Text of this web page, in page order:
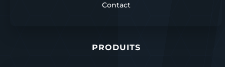
Contact
PRODUITS